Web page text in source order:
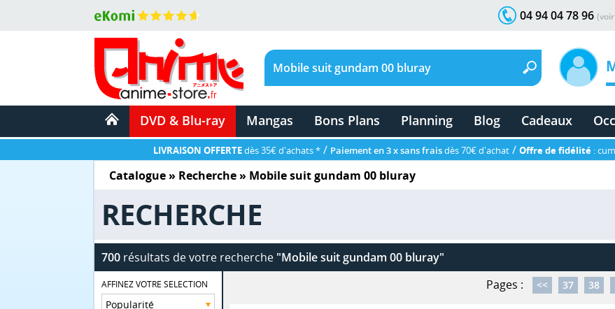
04 94 04 78 96
DVD & Blu-ray Mangas Bons Plans Planning Blog Cadeaux
LIVRAISON OFFERTEdès 35€ d'achats * / Paiement en 3 x sans fraisdès 70€ d'achat / Offre de fidélité :
Catalogue» Recherche » Mobile suit gundam 00 bluray
RECHERCHE
700résultats de votre recherche "Mobile suit gundam 00 bluray"
AFFINEZ VOTRE SELECTION Pages : << 37 38